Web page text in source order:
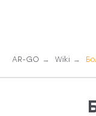
AR-GO → Wiki →